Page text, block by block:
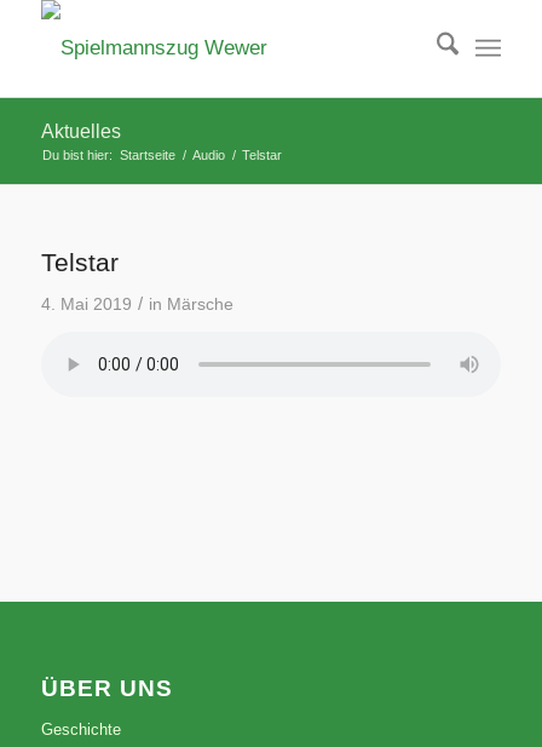
Aktuelles
Du bist hier: Startseite / Audio / Telstar
Telstar
4. Mai 2019 / in Märsche
ÜBER UNS
Geschichte